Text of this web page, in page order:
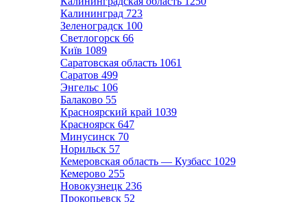
Калининград 723
Зеленоградск 100
Светлогорск 66
Київ 1089
Саратовская область 1061
Саратов 499
Энгельс 106
Балаково 55
Красноярский край 1039
Красноярск 647
Минусинск 70
Норильск 57
Кемеровская область — Кузбасс 1029
Кемерово 255
Новокузнецк 236
Прокопьевск 52